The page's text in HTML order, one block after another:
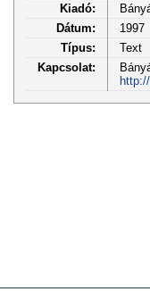
Kiadó:
Dátum:
1997
Típus:
Text
Kapcsolat: